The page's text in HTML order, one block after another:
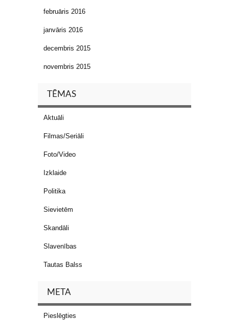
februāris 2016
janvāris 2016
decembris 2015
novembris 2015
TĒMAS
Aktuāli
Filmas/Seriāli
Foto/Video
Izklaide
Politika
Sievietēm
Skandāli
Slavenības
Tautas Balss
META
Pieslēgties